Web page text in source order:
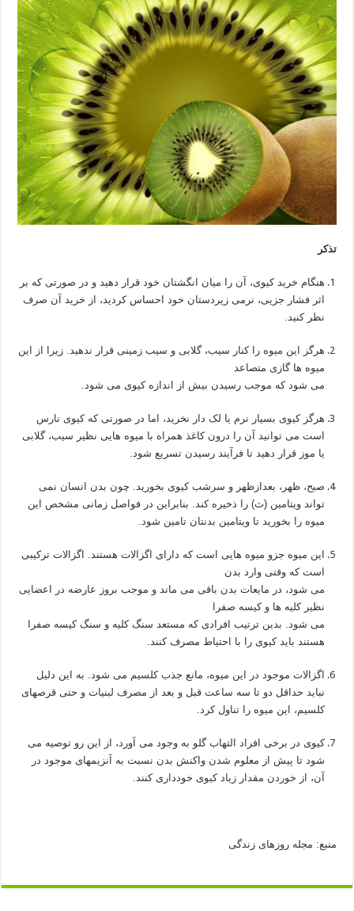
تذکر
هنگام خرید کیوی، آن را میان انگشتان خود قرار دهید و در صورتی که بر
اثر فشار جزیی، نرمی زیردستان خود احساس کردید، از خرید آن صرف
نظر کنید.
هرگز این میوه را کنار سیب، گلابی و سیب زمینی قرار ندهید. زیرا از این
میوه ها گازی متصاعد
می شود که موجب رسیدن بیش از اندازه کیوی می شود.
هرگز کیوی بسیار نرم یا لک دار نخرید، اما در صورتی که کیوی نارس
است می توانید آن را درون کاغذ همراه با میوه هایی نظیر سیب، گلابی
یا موز قرار دهید تا فرآیند رسیدن تسریع شود.
صبح، ظهر، بعدازظهر و سرشب کیوی بخورید. چون بدن انسان نمی
تواند ویتامین (ث) را ذخیره کند. بنابراین در فواصل زمانی مشخص این
میوه را بخورید تا ویتامین بدنتان تامین شود.
این میوه جزو میوه هایی است که دارای اگزالات هستند. اگزالات ترکیبی
است که وقتی وارد بدن
می شود، در مایعات بدن باقی می ماند و موجب بروز عارضه در اعضایی
نظیر کلیه ها و کیسه صفرا
می شود. بدین ترتیب افرادی که مستعد سنگ کلیه و سنگ کیسه صفرا
هستند باید کیوی را با احتیاط مصرف کنند.
اگزالات موجود در این میوه، مانع جذب کلسیم می شود. به این دلیل
نباید حداقل دو تا سه ساعت قبل و بعد از مصرف لبنیات و حتی قرصهای
کلسیم، این میوه را تناول کرد.
کیوی در برخی افراد التهاب گلو به وجود می آورد، از این رو توصیه می
شود تا پیش از معلوم شدن واکنش بدن نسبت به آنزیمهای موجود در
آن، از خوردن مقدار زیاد کیوی خودداری کنند.
منبع: مجله روزهای زندگی